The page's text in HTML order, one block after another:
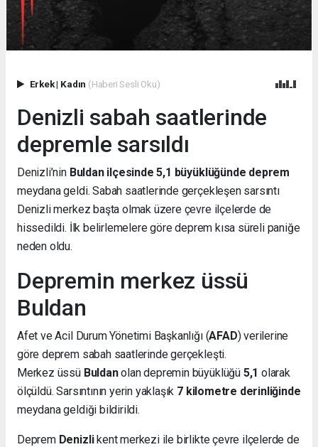
Erkek| Kadın (Haberi Sesli Oku)
Denizli sabah saatlerinde
depremle sarsıldı
Denizli’nin Buldan ilçesinde 5,1 büyüklüğünde deprem
meydana geldi. Sabah saatlerinde gerçekleşen sarsıntı
Denizli merkez başta olmak üzere çevre ilçelerde de
hissedildi. İlk belirlemelere göre deprem kısa süreli paniğe
neden oldu.
Depremin merkez üssü
Buldan
Afet ve Acil Durum Yönetimi Başkanlığı (AFAD) verilerine
göre deprem sabah saatlerinde gerçekleşti.
Merkez üssü Buldanolan depremin büyüklüğü 5,1 olarak
ölçüldü. Sarsıntının yerin yaklaşık 7 kilometre derinliğinde
meydana geldiği bildirildi.
Deprem Denizlikent merkezi ile birlikte çevre ilçelerde de